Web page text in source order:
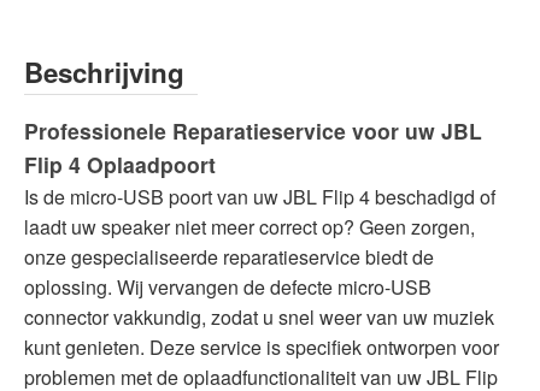
Beschrijving
Professionele Reparatieservice voor uw JBL
Flip 4 Oplaadpoort
Is de micro-USB poort van uw JBL Flip 4 beschadigd of
laadt uw speaker niet meer correct op? Geen zorgen,
onze gespecialiseerde reparatieservice biedt de
oplossing. Wij vervangen de defecte micro-USB
connector vakkundig, zodat u snel weer van uw muziek
kunt genieten. Deze service is specifiek ontworpen voor
problemen met de oplaadfunctionaliteit van uw JBL Flip